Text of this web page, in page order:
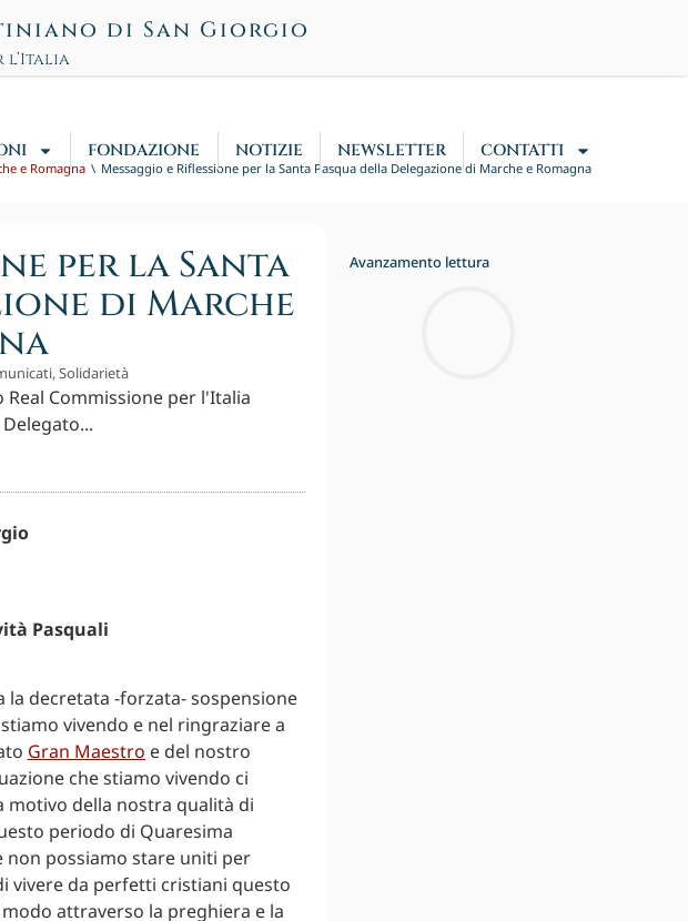
di San Giorgio
l’Italia
FONDAZIONE NOTIZIE NEWSLETTER CONTATTI
e Romagna Messaggio e Riflessione per la Santa Pasqua della Delegazione di Marche e Romagna
per la Santa
di Marche
,Solidarietà
Commissione per l'Italia
Pasquali
la decretata -forzata- sospensione
vivendo e nel ringraziare a
Gran Maestro e del nostro
che stiamo vivendo ci
motivo della nostra qualità di
periodo di Quaresima
possiamo stare uniti per
vivere da perfetti cristiani questo
attraverso la preghiera e la
Avanzamento lettura